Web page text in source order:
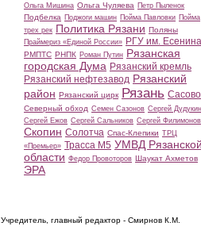
Ольга Мишина Ольга Чуляева Петр Пыленок
Подбелка Поджоги машин Пойма Павловки Пойма
трех рек Политика Рязани Поляны
Праймериз «Единой России» РГУ им. Есенина
РМПТС РНПК Роман Путин Рязанская
городская Дума Рязанский кремль
Рязанский нефтезавод Рязанский
район Рязанский цирк Рязань Сасово
Северный обход Семен Сазонов Сергей Дудукин
Сергей Ежов Сергей Сальников Сергей Филимонов
Скопин Солотча Спас-Клепики ТРЦ
«Премьер» Трасса М5 УМВД Рязанской
области Федор Провоторов Шаукат Ахметов
ЭРА
Учредитель, главный редактор - Смирнов К.М.